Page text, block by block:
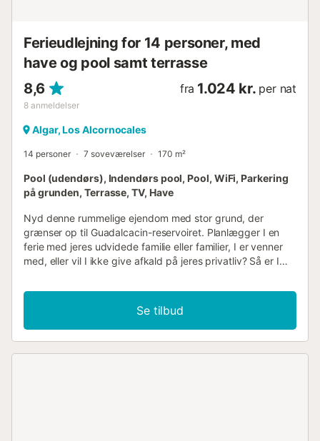
Ferieudlejning for 14 personer, med
have og pool samt terrasse
8,6
8 anmeldelser
fra 1.024 kr. per nat
Algar, Los Alcornocales
14 personer 7 soveværelser 170 m²
Pool (udendørs), Indendørs pool, Pool, WiFi, Parkering
på grunden, Terrasse, TV, Have
Nyd denne rummelige ejendom med stor grund, der
grænser op til Guadalcacin-reservoiret. Planlægger I en
ferie med jeres udvidede familie eller familier, I er venner
med, eller vil I ikke give afkald på jeres privatliv? Så er I
denne meget store ejendom. Sammen med familien kan I
finde jer tilpas i de hyggelige huse og nyde charmen ved
enkel komfort. Her finder I alt, hvad I behøver for at have
det godt. En privat pool lægger op til afkøling og om
Se tilbud